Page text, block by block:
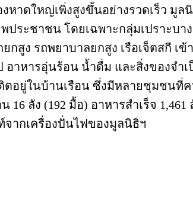
าดใหญ่เพิ่งสูงขึ้นอย่างรวดเร็ว มู
ประชาชน โดยเฉพาะกลุ่มเปราะบ
กสูง รถพยาบาลยกสูง เรือเจ็ตสกี
อาหารอุ่นร้อน น้ำดื่ม และสิ่งของจ
ยู่ในบ้านเรือน ซึ่งมีหลายชุมชนที่
ลัง (192 มื้อ) อาหารสำเร็จ 1,461
จากเครื่องปั่นไฟของมูลนิธิฯ